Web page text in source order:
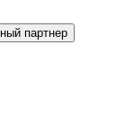
партнер